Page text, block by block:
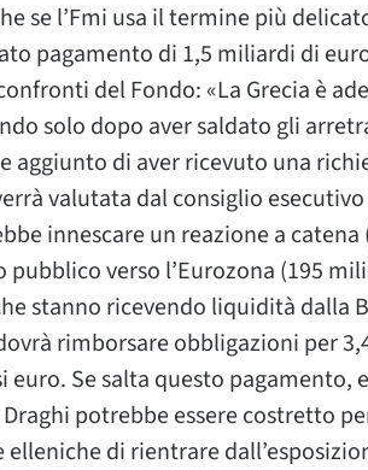
se l’Fmi usa il termine più
pagamento di 1,5 miliardi di
del Fondo: «La Grecia è
solo dopo aver saldato gli
aggiunto di aver ricevuto una
valutata dal consiglio
innescare un reazione a catena
verso l’Eurozona (195
stanno ricevendo liquidità dalla
rimborsare obbligazioni per
Se salta questo pagamento,
potrebbe essere costretto
elleniche di rientrare